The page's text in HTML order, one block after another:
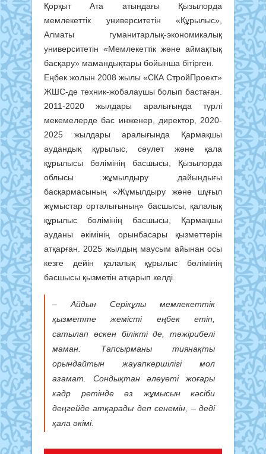
Қорқыт Ата атындағы Қызылорда
мемлекеттік университетін «Құрылыс»,
Алматы гуманитарлық-экономикалық
университетін «Мемлекеттік және аймақтық
басқару» мамандықтары бойынша бітірген.
Еңбек жолын 2008 жылы «СКА СтройПроект»
ЖШС-де техник-жобалаушы болып бастаған.
2011-2020 жылдары аралығында түрлі
мекемелерде бас инженер, директор, 2020-
2025 жылдары аралығында Қармақшы
аудандық құрылыс, сәулет және қала
құрылысы бөлімінің басшысы, Қызылорда
облысы жұмылдыру дайындығы
басқармасының «Жұмылдыру және шұғыл
жұмыстар орталығының» басшысы, қалалық
құрылыс бөлімінің басшысы, Қармақшы
ауданы әкімінің орынбасары қызметтерін
атқарған. 2025 жылдың маусым айынан осы
кезге дейін қалалық құрылыс бөлімінің
басшысы қызметін атқарып келді.
– Айдын Серікұлы мемлекеттік
қызметте жемісті еңбек етіп,
сатылап өскен білікті де, тәжірибелі
маман. Тапсырманы тиянақты
орындайтын жауапкершілігі мол
азамат. Сондықтан әлеуеті жоғары
кадр ретінде өз жұмысын кәсіби
деңгейде атқарады деп сенемін, – деді
қала әкімі.